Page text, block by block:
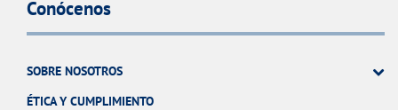
Conócenos
SOBRE NOSOTROS
ÉTICA Y CUMPLIMIENTO